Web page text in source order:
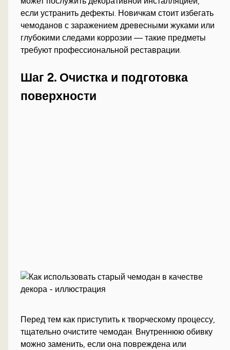
если устранить дефекты. Новичкам стоит избегать
чемоданов с заражением древесными жуками или
глубокими следами коррозии — такие предметы
требуют профессиональной реставрации.
Шаг 2. Очистка и подготовка
поверхности
Перед тем как приступить к творческому процессу,
тщательно очистите чемодан. Внутреннюю обивку
можно заменить, если она повреждена или